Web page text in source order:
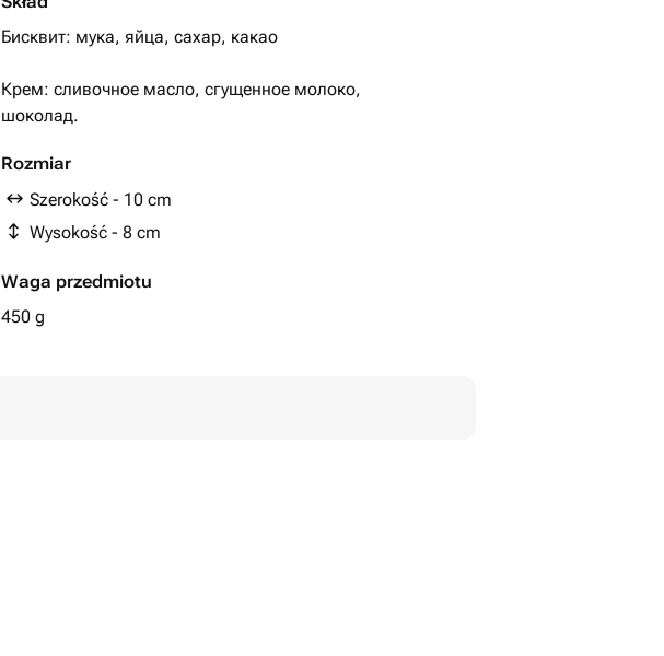
Бисквит: мука, яйца, сахар, какао
Крем: сливочное масло, сгущенное молоко,
шоколад.
Rozmiar
Szerokość - 10 cm
Wysokość - 8 cm
Waga przedmiotu
450 g